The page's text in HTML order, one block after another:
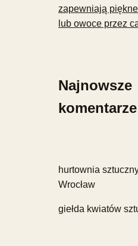
zapewniają
lub owoce przez
Najnowsze
komentarze
hurtownia
Wrocław
giełda kwiatów